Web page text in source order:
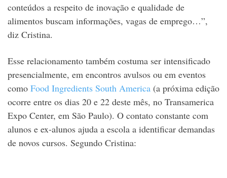
conteúdos a respeito de inovação e qualidade de
alimentos buscam informações, vagas de emprego…”,
diz Cristina.
Esse relacionamento também costuma ser intensificado
presencialmente, em encontros avulsos ou em eventos
como Food Ingredients South America (a próxima edição
ocorre entre os dias 20 e 22 deste mês, no Transamerica
Expo Center, em São Paulo). O contato constante com
alunos e ex-alunos ajuda a escola a identificar demandas
de novos cursos. Segundo Cristina: